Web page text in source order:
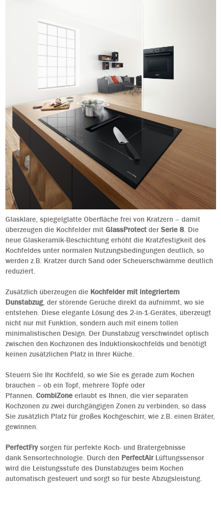
Glasklare, spiegelglatte Oberfläche frei von Kratzern – damit
überzeugen die Kochfelder mit GlassProtectderSerie 8. Die
neue Glaskeramik-Beschichtung erhöht die Kratzfestigkeit des
Kochfeldes unter normalen Nutzungsbedingungen deutlich, so
werden z.B. Kratzer durch Sand oder Scheuerschwämme deutlich
reduziert.
Zusätzlich überzeugen dieKochfelder mit integriertem
Dunstabzug, der störende Gerüche direkt da aufnimmt, wo sie
entstehen. Diese elegante Lösung des 2-in-1-Gerätes, überzeugt
nicht nur mit Funktion, sondern auch mit einem tollen
minimalistischen Design. Der Dunstabzug verschwindet optisch
zwischen den Kochzonen des Induktionskochfelds und benötigt
keinen zusätzlichen Platz in Ihrer Küche.
Steuern Sie Ihr Kochfeld, so wie Sie es gerade zum Kochen
brauchen – ob ein Topf, mehrere Töpfe oder
Pfannen. CombiZoneerlaubt es Ihnen, die vier separaten
Kochzonen zu zwei durchgängigen Zonen zu verbinden, so dass
Sie zusätzlich Platz für großes Kochgeschirr, wie z.B. einen Bräter,
gewinnen.
PerfectFrysorgen für perfekte Koch- und Bratergebnisse
dank Sensortechnologie. Durch den PerfectAirLüftungssensor
wird die Leistungsstufe des Dunstabzuges beim Kochen
automatisch gesteuert und sorgt so für beste Abzugsleistung.